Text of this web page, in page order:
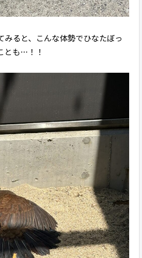
みると、こんな体勢でひなたぼっ
とも…！！